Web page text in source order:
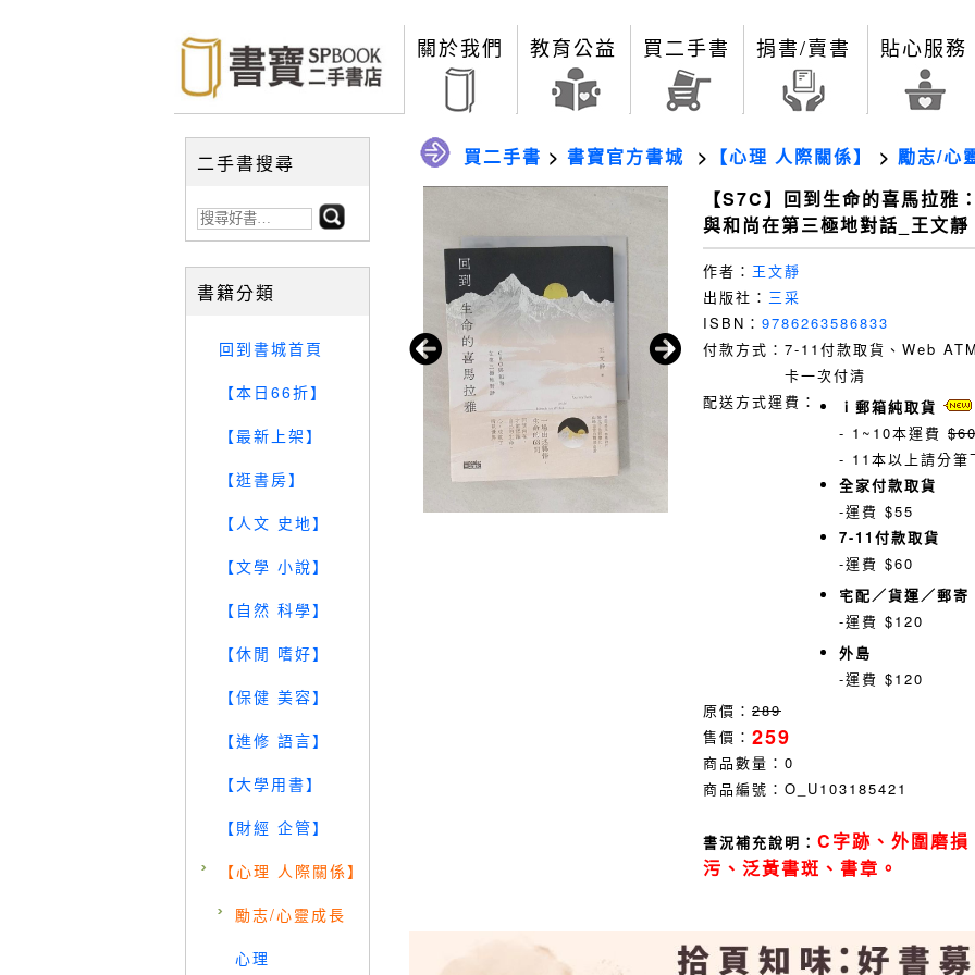
關於我們 教育公益 買二手書 捐書/賣書 貼心服務
二手書搜尋
書籍分類
回到書城首頁
【本日66折】
【最新上架】
【逛書房】
【人文 史地】
【文學 小說】
【自然 科學】
【休閒 嗜好】
【保健 美容】
【進修 語言】
【大學用書】
【財經 企管】
【心理 人際關係】
勵志/心靈成長
心理
買二手書 > 書寶官方書城 > 【心理 人際關係】 > 勵志/心
【S7C】回到生命的喜馬拉雅
與和尚在第三極地對話_王文靜
作者： 王文靜
出版社： 三采
ISBN： 9786263586833
付款方式： 7-11付款取貨、Web
卡一次付清
配送方式運費：
ｉ郵箱純取貨
- 1~10本運費
- 11本以上請分筆
全家付款取貨
-運費 $55
7-11付款取貨
-運費 $60
宅配／貨運／郵寄
-運費 $120
外島
-運費 $120
原價： 289
售價： 259
商品數量： 0
商品編號： O_U103185421
書況補充說明： C字跡、外圍磨損
污、泛黃書斑、書章。